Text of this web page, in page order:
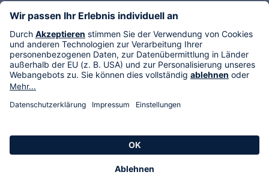
Im TV
HSE International